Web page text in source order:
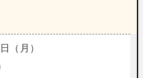
（月）